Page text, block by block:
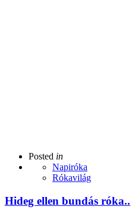
Posted in
Napiróka
Rókavilág
Hideg ellen bundás róka..